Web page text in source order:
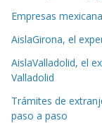
Empresas
AislaGirona, el
AislaValladolid, el
Valladolid
Trámites de
paso a paso